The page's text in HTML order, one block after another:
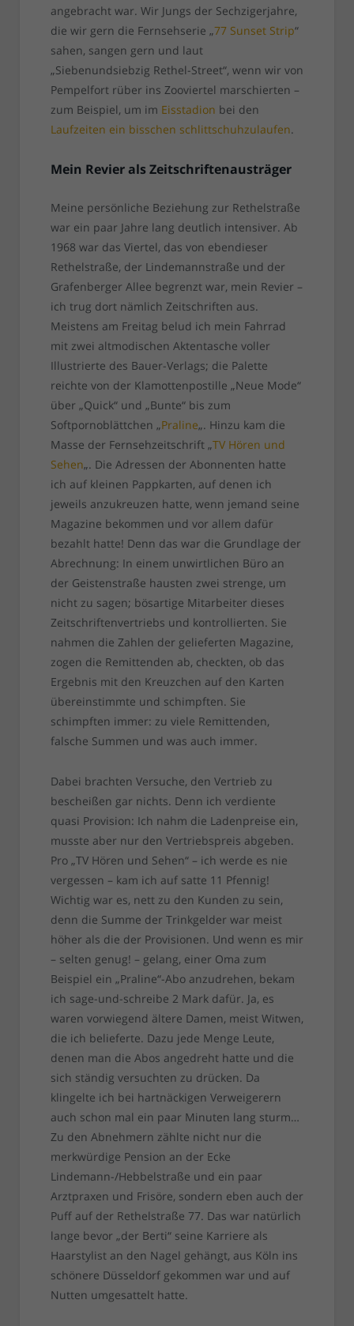
angebracht war. Wir Jungs der Sechzigerjahre,
die wir gern die Fernsehserie „77 Sunset Strip“
sahen, sangen gern und laut
„Siebenundsiebzig Rethel-Street“, wenn wir von
Pempelfort rüber ins Zooviertel marschierten –
zum Beispiel, um im Eisstadion bei den
Laufzeiten ein bisschen schlittschuhzulaufen.
Mein Revier als Zeitschriftenausträger
Meine persönliche Beziehung zur Rethelstraße
war ein paar Jahre lang deutlich intensiver. Ab
1968 war das Viertel, das von ebendieser
Rethelstraße, der Lindemannstraße und der
Grafenberger Allee begrenzt war, mein Revier –
ich trug dort nämlich Zeitschriften aus.
Meistens am Freitag belud ich mein Fahrrad
mit zwei altmodischen Aktentasche voller
Illustrierte des Bauer-Verlags; die Palette
reichte von der Klamottenpostille „Neue Mode“
über „Quick“ und „Bunte“ bis zum
Softpornoblättchen „Praline„. Hinzu kam die
Masse der Fernsehzeitschrift „TV Hören und
Sehen„. Die Adressen der Abonnenten hatte
ich auf kleinen Pappkarten, auf denen ich
jeweils anzukreuzen hatte, wenn jemand seine
Magazine bekommen und vor allem dafür
bezahlt hatte! Denn das war die Grundlage der
Abrechnung: In einem unwirtlichen Büro an
der Geistenstraße hausten zwei strenge, um
nicht zu sagen; bösartige Mitarbeiter dieses
Zeitschriftenvertriebs und kontrollierten. Sie
nahmen die Zahlen der gelieferten Magazine,
zogen die Remittenden ab, checkten, ob das
Ergebnis mit den Kreuzchen auf den Karten
übereinstimmte und schimpften. Sie
schimpften immer: zu viele Remittenden,
falsche Summen und was auch immer.
Dabei brachten Versuche, den Vertrieb zu
bescheißen gar nichts. Denn ich verdiente
quasi Provision: Ich nahm die Ladenpreise ein,
musste aber nur den Vertriebspreis abgeben.
Pro „TV Hören und Sehen“ – ich werde es nie
vergessen – kam ich auf satte 11 Pfennig!
Wichtig war es, nett zu den Kunden zu sein,
denn die Summe der Trinkgelder war meist
höher als die der Provisionen. Und wenn es mir
– selten genug! – gelang, einer Oma zum
Beispiel ein „Praline“-Abo anzudrehen, bekam
ich sage-und-schreibe 2 Mark dafür. Ja, es
waren vorwiegend ältere Damen, meist Witwen,
die ich belieferte. Dazu jede Menge Leute,
denen man die Abos angedreht hatte und die
sich ständig versuchten zu drücken. Da
klingelte ich bei hartnäckigen Verweigerern
auch schon mal ein paar Minuten lang sturm…
Zu den Abnehmern zählte nicht nur die
merkwürdige Pension an der Ecke
Lindemann-/Hebbelstraße und ein paar
Arztpraxen und Frisöre, sondern eben auch der
Puff auf der Rethelstraße 77. Das war natürlich
lange bevor „der Berti“ seine Karriere als
Haarstylist an den Nagel gehängt, aus Köln ins
schönere Düsseldorf gekommen war und auf
Nutten umgesattelt hatte.